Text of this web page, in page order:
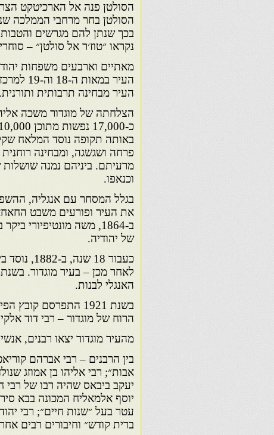
הסולטן פנה אל הארכיטקט
הסולטן בחר מרחבי הממלכה
בכך שנתן להם מגרשים
נקראו ״טוז׳ר אל סולטן״ –
מאתיים וארבעים משפחות
העיר
העיר מבחינה תרבותית ותורנית.
באותה תקופה נוסד המלאח
פרחה ושגשגה, ומבחינה
מרעיתם. ביניהם נמנה
וכנאפו.
את העיר ופורעים משבט
ב-1864, משה
של יהודיה.
כעבור 18
האנגלי לבנות.
בשנת 1921 התפרסם
הרוח של מוגדור – רבי דוד
מהעיר מוגדור יצאו רבנים,
בין הרבנים – רבי אברהם
אבות״; רבי אליהו בן אמוזג
יעקב ביבאס שהיה רבו של רבי
יוסף אלמאליח המכונה בבא
עטר בעל ״שנות חיים״; רבי
ברית קודש״ וחיבורים רבים